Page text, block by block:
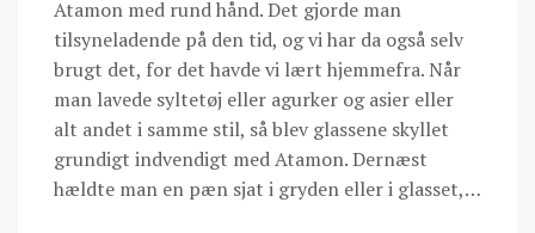
Atamon med rund hånd. Det gjorde man
tilsyneladende på den tid, og vi har da også selv
brugt det, for det havde vi lært hjemmefra. Når
man lavede syltetøj eller agurker og asier eller
alt andet i samme stil, så blev glassene skyllet
grundigt indvendigt med Atamon. Dernæst
hældte man en pæn sjat i gryden eller i glasset,…